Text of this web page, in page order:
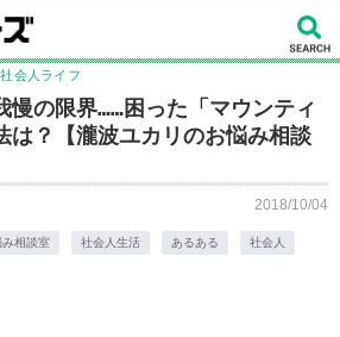
社会人ライフ
慢の限界……困った「マウンティ
は？【瀧波ユカリのお悩み相談
2018/10/04
み相談室 社会人生活 あるある 社会人